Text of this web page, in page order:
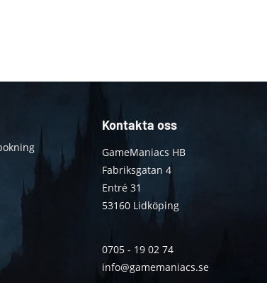
Kontakta oss
GameManiacs HB
Fabriksgatan 4
Entré 31
53160 Lidköping
0705 - 19 02 74
info@gamemaniacs.se